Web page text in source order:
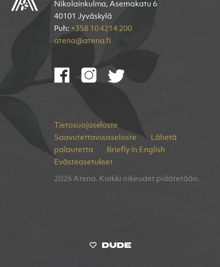
Nikolainkulma, Asemakatu 6
40101 Jyväskylä
Puh: +358 10 4214 200
atena@atena.fi
Tietosuojaseloste
Saavutettavuusseloste
Lähetä
palautetta
Briefly in English
Evästeasetukset
2026 Atena. Kaikki oikeudet pidätetään.